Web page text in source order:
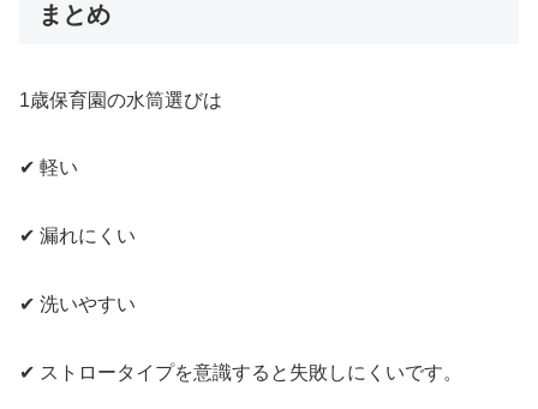
まとめ
1歳保育園の水筒選びは
✔ 軽い
✔ 漏れにくい
✔ 洗いやすい
✔ ストロータイプを意識すると失敗しにくいです。